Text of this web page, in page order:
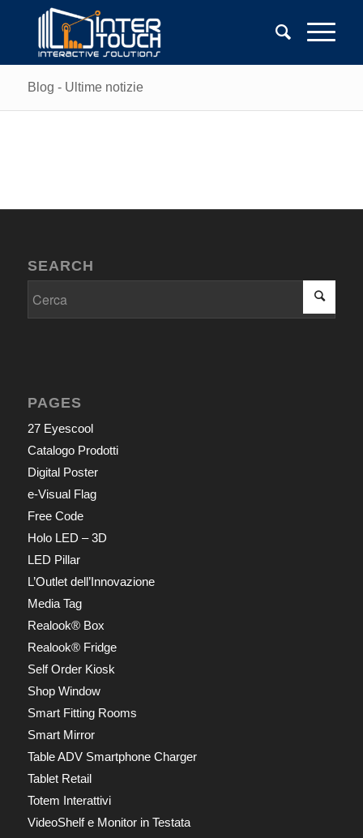
Blog - Ultime notizie
SEARCH
PAGES
27 Eyescool
Catalogo Prodotti
Digital Poster
e-Visual Flag
Free Code
Holo LED – 3D
LED Pillar
L’Outlet dell’Innovazione
Media Tag
Realook® Box
Realook® Fridge
Self Order Kiosk
Shop Window
Smart Fitting Rooms
Smart Mirror
Table ADV Smartphone Charger
Tablet Retail
Totem Interattivi
VideoShelf e Monitor in Testata